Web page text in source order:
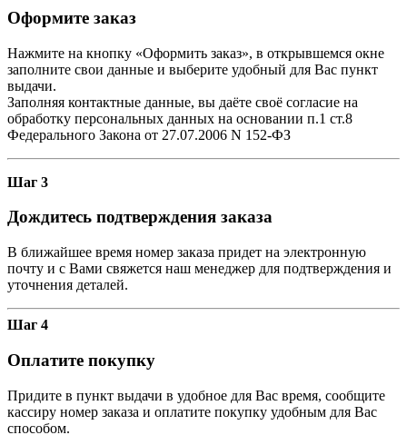
Оформите заказ
Нажмите на кнопку «Оформить заказ», в открывшемся окне
заполните свои данные и выберите удобный для Вас пункт
выдачи.
Заполняя контактные данные, вы даёте своё согласие на
обработку персональных данных на основании п.1 ст.8
Федерального Закона от 27.07.2006 N 152-ФЗ
Шаг 3
Дождитесь подтверждения заказа
В ближайшее время номер заказа придет на электронную
почту и с Вами свяжется наш менеджер для подтверждения и
уточнения деталей.
Шаг 4
Оплатите покупку
Придите в пункт выдачи в удобное для Вас время, сообщите
кассиру номер заказа и оплатите покупку удобным для Вас
способом.